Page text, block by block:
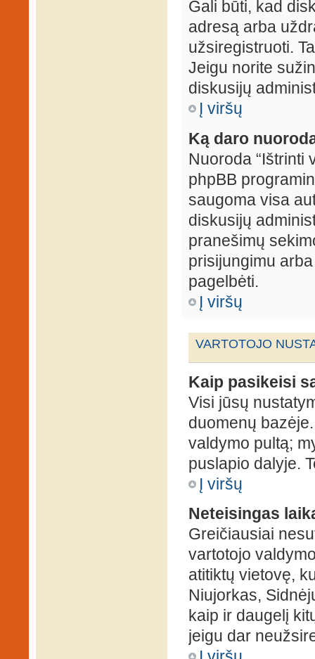
Gali būti, kad
adresą arba
užsiregistruoti.
Jeigu norite
diskusijų
Į viršų
Ką daro
Nuoroda “Ištrinti
phpBB
saugoma visa
diskusijų
pranešimų
prisijungimu
pagelbėti.
Į viršų
VARTOTOJO
Kaip pasikeisi
Visi jūsų
duomenų
valdymo pultą;
puslapio dalyje.
Į viršų
Neteisingas
Greičiausiai
vartotojo
atitiktų vietovę,
Niujorkas,
kaip ir daugelį
jeigu dar